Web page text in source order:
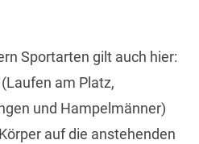
Sportarten gilt auch hier:
am Platz,
und Hampelmänner)
auf die anstehenden